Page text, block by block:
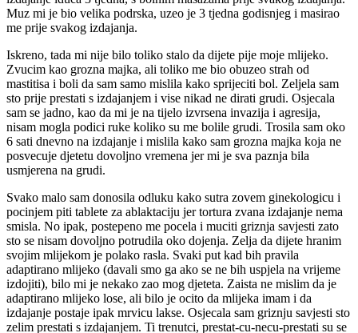
Muz mi je bio velika podrska, uzeo je 3 tjedna godisnjeg i masirao
me prije svakog izdajanja.
Iskreno, tada mi nije bilo toliko stalo da dijete pije moje mlijeko.
Zvucim kao grozna majka, ali toliko me bio obuzeo strah od
mastitisa i boli da sam samo mislila kako sprijeciti bol. Zeljela sam
sto prije prestati s izdajanjem i vise nikad ne dirati grudi. Osjecala
sam se jadno, kao da mi je na tijelo izvrsena invazija i agresija,
nisam mogla podici ruke koliko su me bolile grudi. Trosila sam oko
6 sati dnevno na izdajanje i mislila kako sam grozna majka koja ne
posvecuje djetetu dovoljno vremena jer mi je sva paznja bila
usmjerena na grudi.
Svako malo sam donosila odluku kako sutra zovem ginekologicu i
pocinjem piti tablete za ablaktaciju jer tortura zvana izdajanje nema
smisla. No ipak, postepeno me pocela i muciti griznja savjesti zato
sto se nisam dovoljno potrudila oko dojenja. Zelja da dijete hranim
svojim mlijekom je polako rasla. Svaki put kad bih pravila
adaptirano mlijeko (davali smo ga ako se ne bih uspjela na vrijeme
izdojiti), bilo mi je nekako zao mog djeteta. Zaista ne mislim da je
adaptirano mlijeko lose, ali bilo je ocito da mlijeka imam i da
izdajanje postaje ipak mrvicu lakse. Osjecala sam griznju savjesti sto
zelim prestati s izdajanjem. Ti trenutci, prestat-cu-necu-prestati su se